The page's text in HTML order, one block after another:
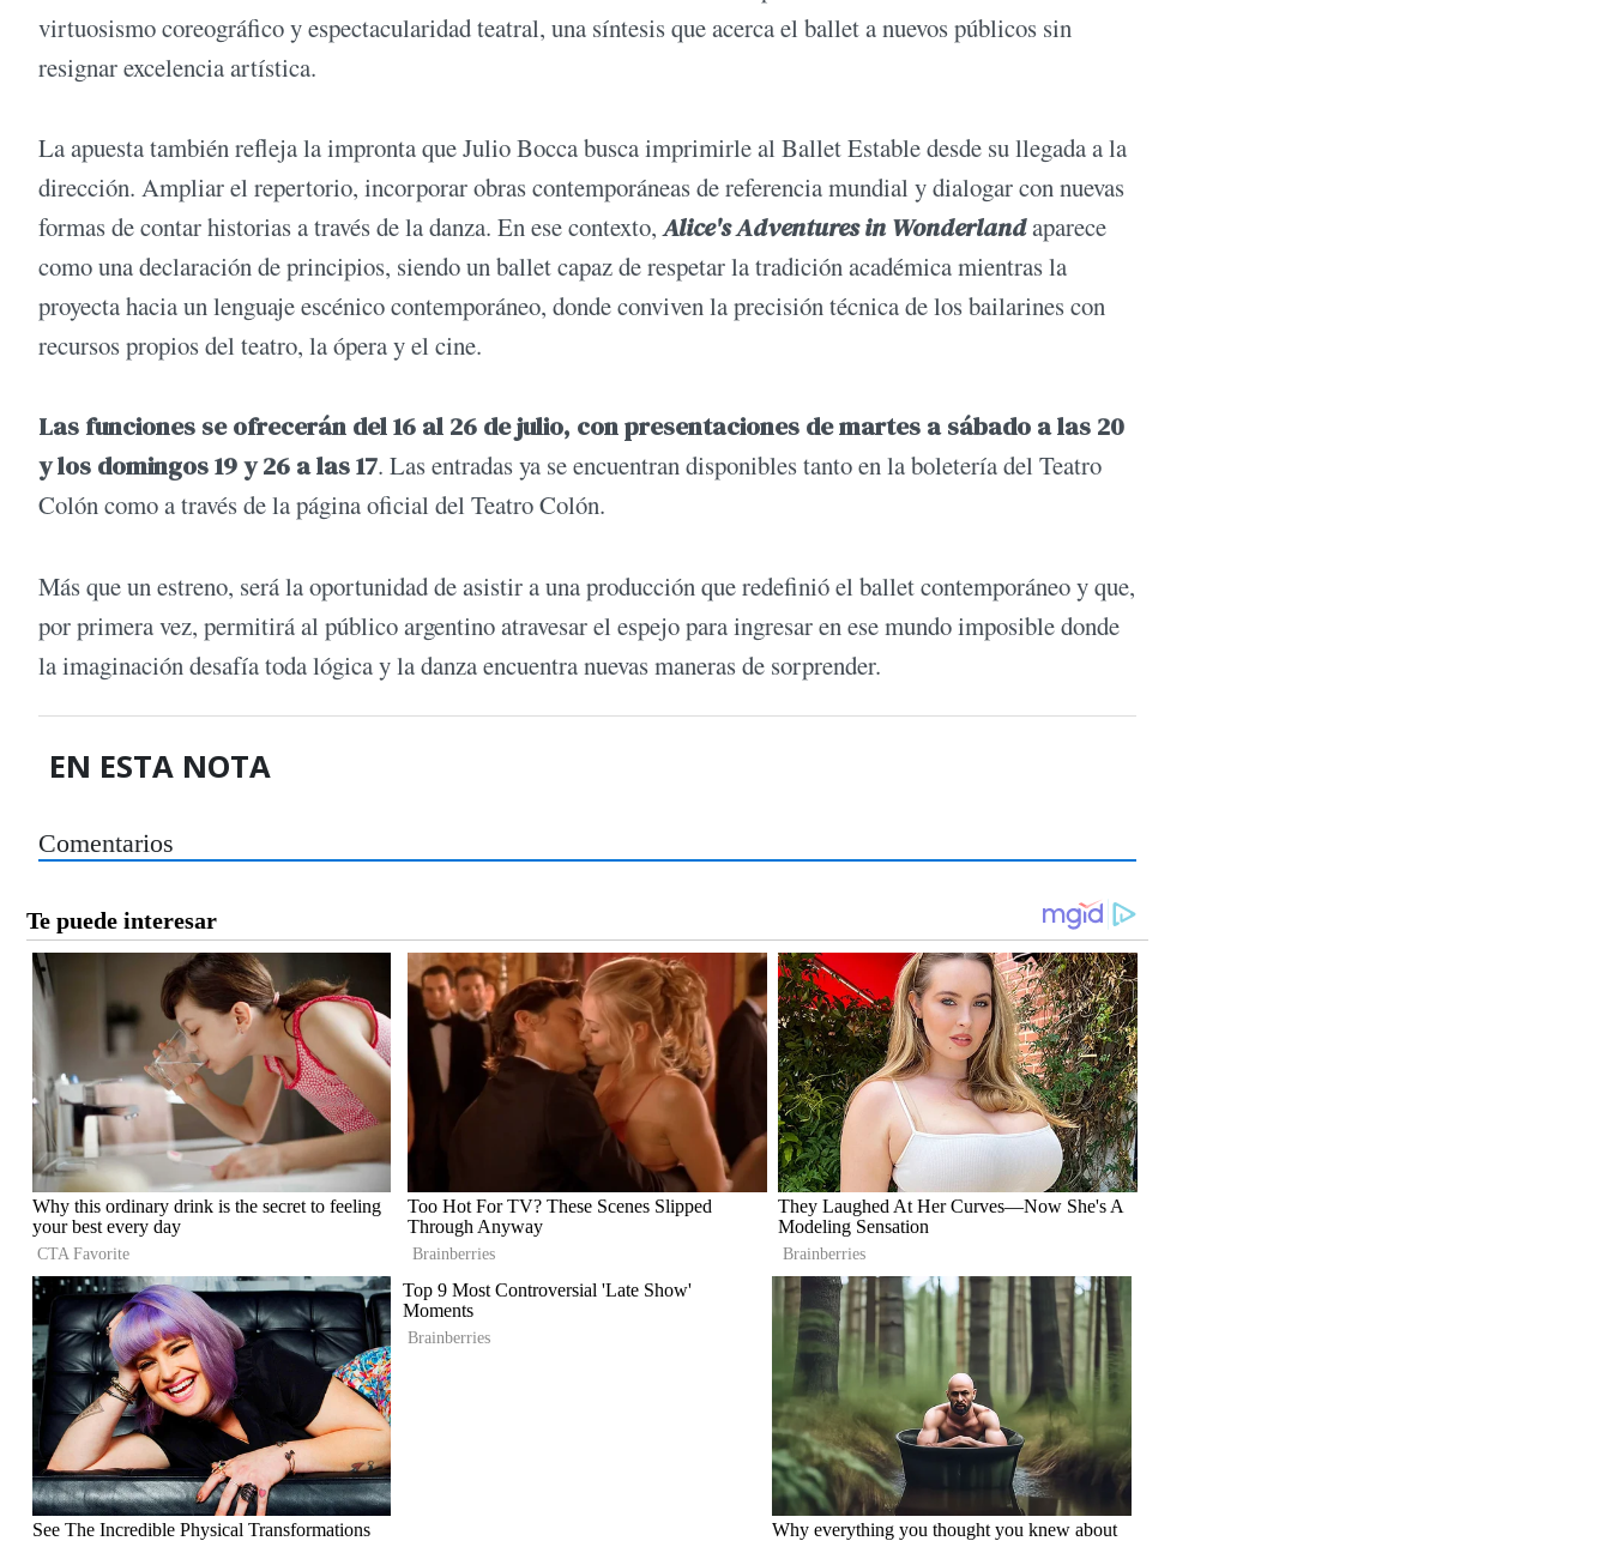
virtuosismo coreográfico y espectacularidad teatral, una síntesis que acerca el ballet a nuevos públicos sin
resignar excelencia artística.
La apuesta también refleja la impronta que Julio Bocca busca imprimirle al Ballet Estable desde su llegada a la
dirección. Ampliar el repertorio, incorporar obras contemporáneas de referencia mundial y dialogar con nuevas
formas de contar historias a través de la danza. En ese contexto,Alice's Adventures in Wonderlandaparece
como una declaración de principios, siendo un ballet capaz de respetar la tradición académica mientras la
proyecta hacia un lenguaje escénico contemporáneo, donde conviven la precisión técnica de los bailarines con
recursos propios del teatro, la ópera y el cine.
Las funciones se ofrecerán del 16 al 26 de julio, con presentaciones de martes a sábado a las 20
y los domingos 19 y 26 a las 17. Las entradas ya se encuentran disponibles tanto en la boletería del Teatro
Colón como a través de la página oficial del Teatro Colón.
Más que un estreno, será la oportunidad de asistir a una producción que redefinió el ballet contemporáneo y que,
por primera vez, permitirá al público argentino atravesar el espejo para ingresar en ese mundo imposible donde
la imaginación desafía toda lógica y la danza encuentra nuevas maneras de sorprender.
EN ESTA NOTA
Comentarios